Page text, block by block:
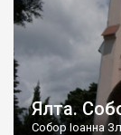
Ялта.
Собор Іоанна